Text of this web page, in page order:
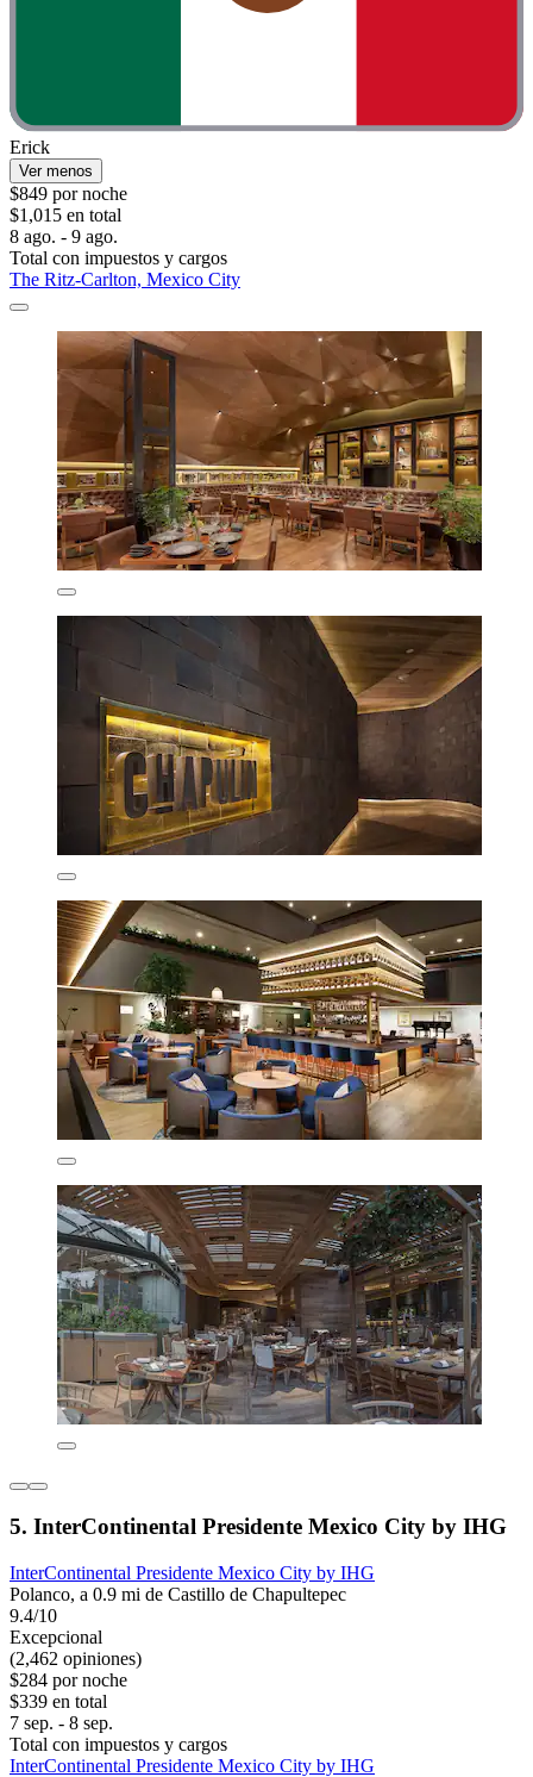
Erick
Ver menos
$849 por noche
$1,015 en total
8 ago. - 9 ago.
Total con impuestos y cargos
The Ritz-Carlton, Mexico City
5. InterContinental Presidente Mexico City by IHG
InterContinental Presidente Mexico City by IHG
Polanco, a 0.9 mi de Castillo de Chapultepec
9.4/10
Excepcional
(2,462 opiniones)
$284 por noche
$339 en total
7 sep. - 8 sep.
Total con impuestos y cargos
InterContinental Presidente Mexico City by IHG